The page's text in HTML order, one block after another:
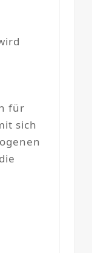
für
sich